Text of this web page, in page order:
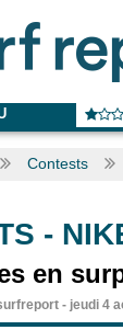
Contests
-
en
- jeudi 4